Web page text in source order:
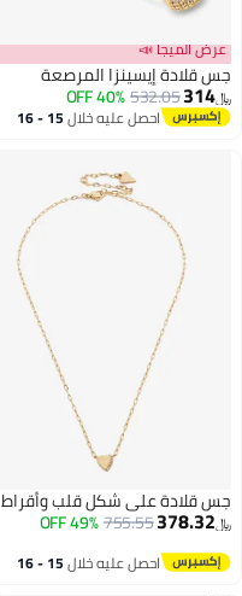
عرض الميجا 📣
جس قلادة إيسينزا المرصعة
﷼‏314
532.05
40% OFF
احصل عليه خلال 15 - 16
جس قلادة على شكل قلب وأقراط
﷼‏378.32
755.55
49% OFF
احصل عليه خلال 15 - 16